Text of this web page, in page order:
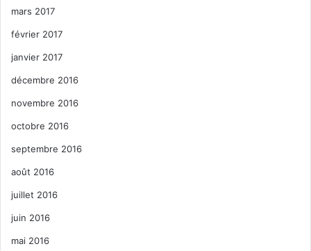
mars 2017
février 2017
janvier 2017
décembre 2016
novembre 2016
octobre 2016
septembre 2016
août 2016
juillet 2016
juin 2016
mai 2016